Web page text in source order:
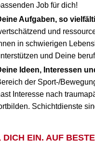
Job für dich!
Aufgaben, so
und
in schwierigen
und Deine
Ideen, Interessen
der Sport-/
Interesse nach
Schichtdienste
DICH EIN. AUF